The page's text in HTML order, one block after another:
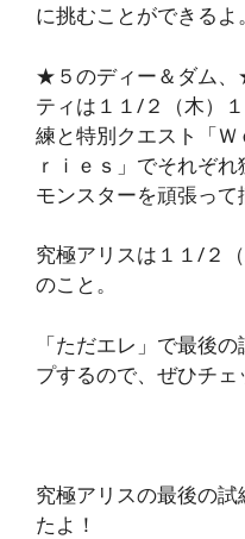
に挑むことができるよ。
★５のディー＆ダム
ティは１１/２（木）
練と特別クエスト「Ｗ
ｒｉｅｓ」でそれぞ
モンスターを頑張って
究極アリスは１１/２
のこと。
「ただエレ」で最後
プするので、ぜひチェ
究極アリスの最後の
たよ！